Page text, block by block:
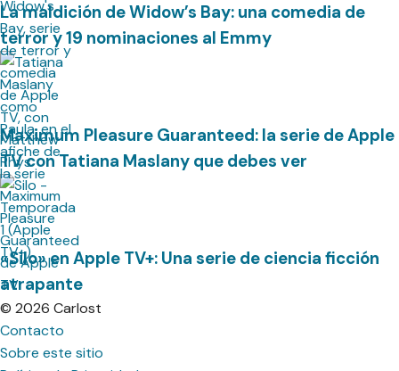
La maldición de Widow’s Bay: una comedia de
terror y 19 nominaciones al Emmy
Maximum Pleasure Guaranteed: la serie de Apple
TV con Tatiana Maslany que debes ver
«Silo» en Apple TV+: Una serie de ciencia ficción
atrapante
© 2026 Carlost
Contacto
Sobre este sitio